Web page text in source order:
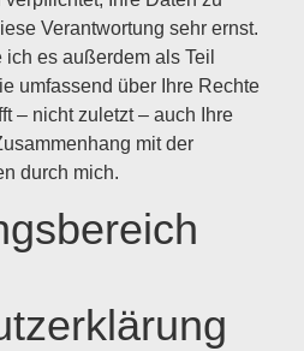
Verantwortung sehr ernst.
es außerdem als Teil
umfassend über Ihre Rechte
– nicht zuletzt – auch Ihre
mit der
durch mich.